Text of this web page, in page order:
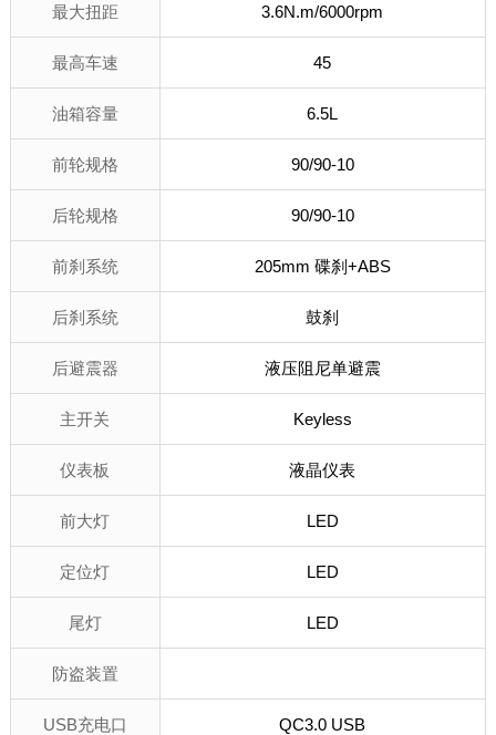
最大扭距 3.6N.m/6000rpm
最高车速 45
油箱容量 6.5L
前轮规格 90/90-10
后轮规格 90/90-10
前刹系统 205mm 碟刹+ABS
后刹系统 鼓刹
后避震器 液压阻尼单避震
主开关 Keyless
仪表板 液晶仪表
前大灯 LED
定位灯 LED
尾灯 LED
防盗装置
USB充电口 QC3.0 USB